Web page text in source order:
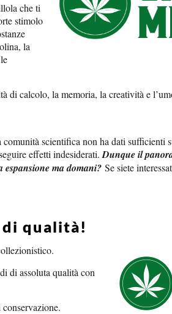
che ti
stimolo
la
di calcolo, la memoria, la creatività e
scientifica non ha dati sufficienti
effetti indesiderati.Dunque il
espansione ma domani?Se siete
di qualità!
di assoluta qualità con